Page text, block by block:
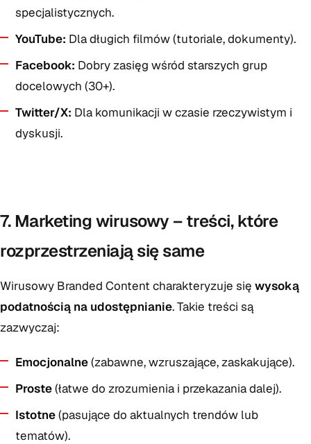
specjalistycznych.
YouTube: Dla długich filmów (tutoriale, dokumenty).
Facebook: Dobry zasięg wśród starszych grup
docelowych (30+).
Twitter/X: Dla komunikacji w czasie rzeczywistym i
dyskusji.
7. Marketing wirusowy – treści, które
rozprzestrzeniają się same
Wirusowy Branded Content charakteryzuje się wysoką
podatnością na udostępnianie. Takie treści są
zazwyczaj:
Emocjonalne(zabawne, wzruszające, zaskakujące).
Proste(łatwe do zrozumienia i przekazania dalej).
Istotne(pasujące do aktualnych trendów lub
tematów).